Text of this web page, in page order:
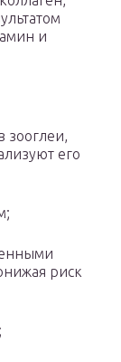
и
зооглеи,
его
риск